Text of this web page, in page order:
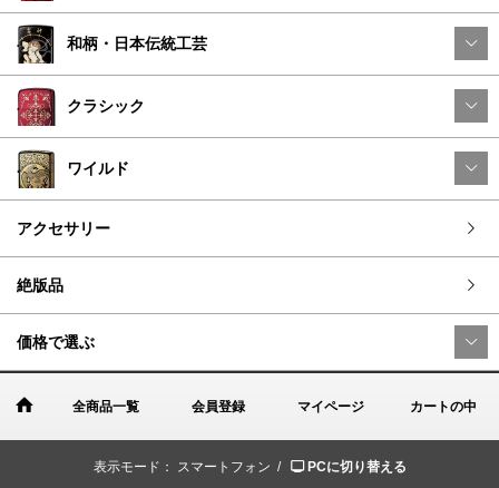
和柄・日本伝統工芸
クラシック
ワイルド
アクセサリー
絶版品
価格で選ぶ
全商品一覧 会員登録 マイページ カートの中
表示モード： スマートフォン / PCに切り替える